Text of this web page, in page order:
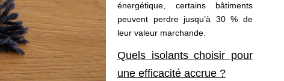
énergétique, certains bâtiments
peuvent perdre jusqu’à 30 % de
leur valeur marchande.
Quels isolants choisir pour
une efficacité accrue ?